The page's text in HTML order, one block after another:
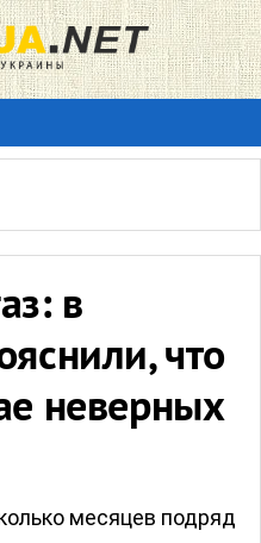
в
что
неверных
месяцев подряд